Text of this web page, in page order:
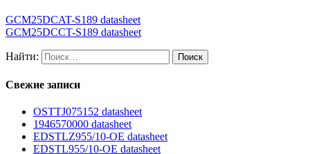
GCM25DCAT-S189 datasheet
GCM25DCCT-S189 datasheet
Найти:
Свежие записи
OSTTJ075152 datasheet
1946570000 datasheet
EDSTLZ955/10-OE datasheet
EDSTL955/10-OE datasheet